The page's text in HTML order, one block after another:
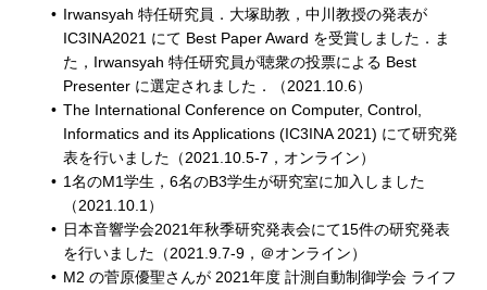
Irwansyah 特任研究員．大塚助教，中川教授の発表が
IC3INA2021 にて Best Paper Award を受賞しました．ま
た，Irwansyah 特任研究員が聴衆の投票による Best
Presenter に選定されました．（2021.10.6）
The International Conference on Computer, Control,
Informatics and its Applications (IC3INA 2021) にて研究発
表を行いました（2021.10.5-7，オンライン）
1名のM1学生，6名のB3学生が研究室に加入しました
（2021.10.1）
日本音響学会2021年秋季研究発表会にて15件の研究発表
を行いました（2021.9.7-9，＠オンライン）
M2 の菅原優聖さんが 2021年度 計測自動制御学会 ライフ